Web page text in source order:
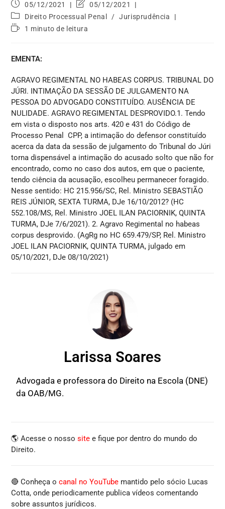
05/12/2021
05/12/2021
Direito Processual Penal
/ Jurisprudência
1 minuto de leitura
EMENTA:
AGRAVO REGIMENTAL NO HABEAS CORPUS. TRIBUNAL DO
JÚRI. INTIMAÇÃO DA SESSÃO DE JULGAMENTO NA
PESSOA DO ADVOGADO CONSTITUÍDO. AUSÊNCIA DE
NULIDADE. AGRAVO REGIMENTAL DESPROVIDO.1. Tendo
em vista o disposto nos arts. 420 e 431 do Código de
Processo Penal CPP, a intimação do defensor constituído
acerca da data da sessão de julgamento do Tribunal do Júri
torna dispensável a intimação do acusado solto que não for
encontrado, como no caso dos autos, em que o paciente,
tendo ciência da acusação, escolheu permanecer foragido.
Nesse sentido: HC 215.956/SC, Rel. Ministro SEBASTIÃO
REIS JÚNIOR, SEXTA TURMA, DJe 16/10/2012? (HC
552.108/MS, Rel. Ministro JOEL ILAN PACIORNIK, QUINTA
TURMA, DJe 7/6/2021). 2. Agravo Regimental no habeas
corpus desprovido. (AgRg no HC 659.479/SP, Rel. Ministro
JOEL ILAN PACIORNIK, QUINTA TURMA, julgado em
05/10/2021, DJe 08/10/2021)
Larissa Soares
Advogada e professora do Direito na Escola (DNE)
da OAB/MG.
🌎 Acesse o nossosite e fique por dentro do mundo do
Direito.
🔴 Conheça ocanal no YouTube mantido pelo sócio Lucas
Cotta, onde periodicamente publica vídeos comentando
sobre assuntos jurídicos.